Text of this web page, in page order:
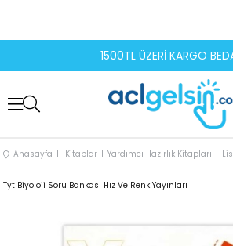
1500TL ÜZERİ KARGO
Anasayfa Kitaplar Yardımcı Hazırlık Kitapları
Tyt Biyoloji Soru Bankası Hız Ve Renk Yayınları